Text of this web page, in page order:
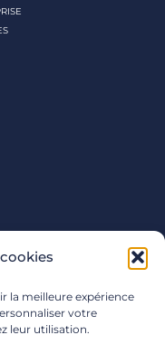
la meilleure expérience
votre
leur utilisation.